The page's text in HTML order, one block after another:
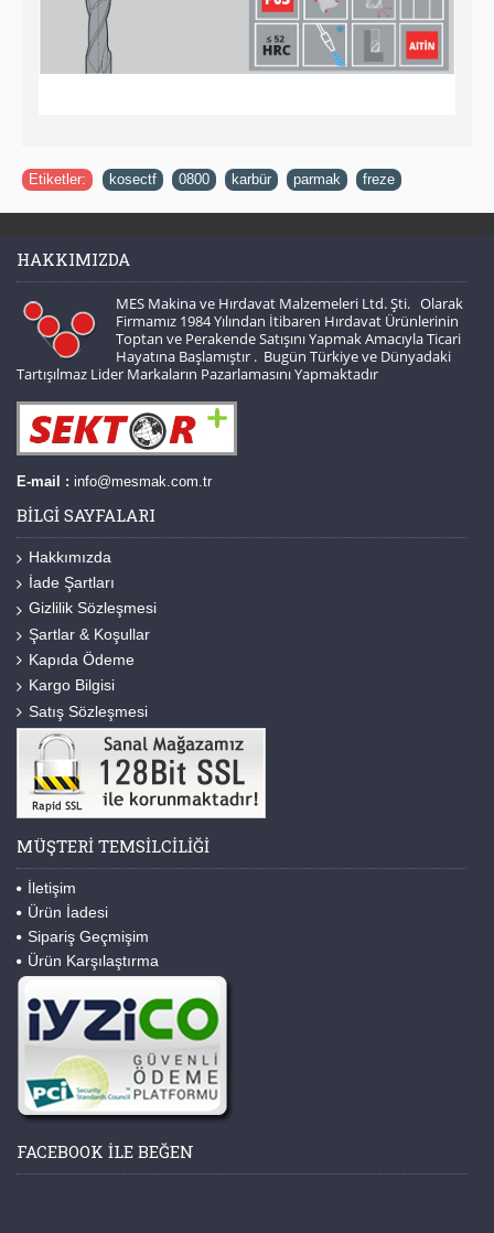
Etiketler: kosectf 0800 karbür parmak freze
HAKKIMIZDA
MES Makina ve Hırdavat Malzemeleri Ltd. Şti. Olarak
Firmamız 1984 Yılından İtibaren Hırdavat Ürünlerinin
Toptan ve Perakende Satışını Yapmak Amacıyla Ticari
Hayatına Başlamıştır . Bugün Türkiye ve Dünyadaki
Tartışılmaz Lider Markaların Pazarlamasını Yapmaktadır
E-mail : info@mesmak.com.tr
BILGI SAYFALARI
Hakkımızda
İade Şartları
Gizlilik Sözleşmesi
Şartlar & Koşullar
Kapıda Ödeme
Kargo Bilgisi
Satış Sözleşmesi
MÜŞTERI TEMSILCILIĞI
İletişim
Ürün İadesi
Sipariş Geçmişim
Ürün Karşılaştırma
FACEBOOK ILE BEĞEN